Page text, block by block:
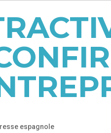
espagnole